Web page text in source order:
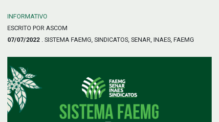
INFORMATIVO
ESCRITO POR ASCOM
07/07/2022 . SISTEMA FAEMG, SINDICATOS, SENAR, INAES, FAEMG